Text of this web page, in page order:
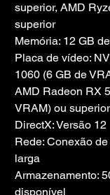
superior, AMD
superior
Memória: 12 GB
Placa de vídeo:
1060 (6 GB de
AMD Radeon RX
VRAM) ou superior
DirectX: Versão 12
Rede: Conexão
larga
Armazenamento:
disponível